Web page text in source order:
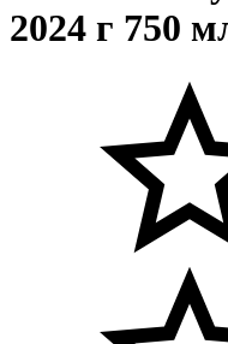
2024 г 750